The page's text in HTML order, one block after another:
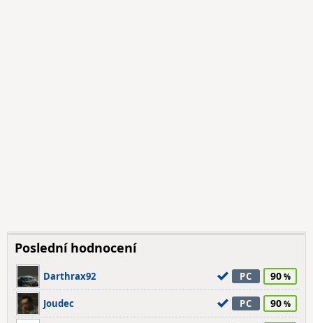
Poslední hodnocení
Darthrax92 PC 90
Joudec PC 90